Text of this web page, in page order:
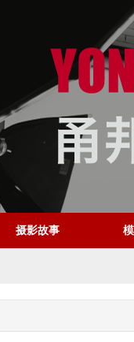
摄影故事